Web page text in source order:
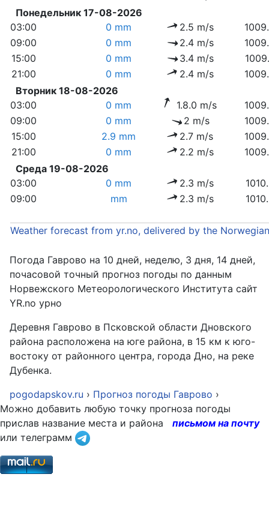
Понедельник 17-08-2026
03:00
0 mm 2.5 m/s
09:00
0 mm 2.4 m/s
15:00
0 mm 3.4 m/s
21:00
0 mm 2.4 m/s
Вторник 18-08-2026
03:00
0 mm 1.8.0 m/s
09:00
0 mm 2 m/s
15:00
2.9 mm 2.7 m/s
21:00
0 mm 2.2 m/s
Среда 19-08-2026
03:00
0 mm 2.3 m/s
09:00
mm 2.3 m/s
Weather forecast from yr.no, delivered by the
Погода Гаврово на 10 дней, неделю, 3 дня, 14 дней,
почасовой точный прогноз погоды по данным
Норвежского Метеорологического Института сайт
YR.no урно
Деревня Гаврово в Псковской области Дновского
района расположена на юге района, в 15 км к юго-
востоку от районного центра, города Дно, на реке
Дубенка.
pogodapskov.ru › Прогноз погоды Гаврово ›
Можно добавить любую точку прогноза погоды
прислав название места и района
письмом на почту
или телеграмм